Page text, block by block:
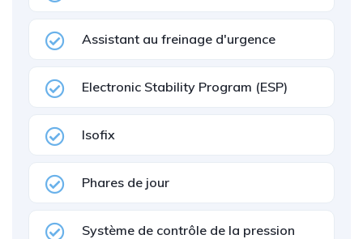
Assistant au freinage d'urgence
Electronic Stability Program (ESP)
Isofix
Phares de jour
Système de contrôle de la pression